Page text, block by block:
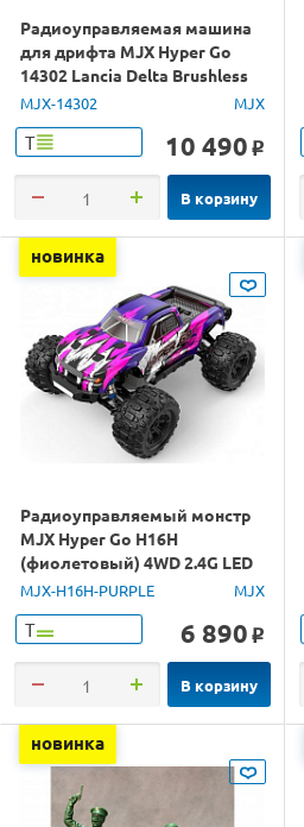
Радиоуправляемая машина
для дрифта MJX Hyper Go
14302 Lancia Delta Brushless
4WD 2.4G LED 1/14 RTR
MJX-14302 MJX
Т 10 490 o
В корзину
новинка
Радиоуправляемый монстр
MJX Hyper Go H16H
(фиолетовый) 4WD 2.4G LED
GPS 1/16 RTR
MJX-H16H-PURPLE MJX
Т 6 890 o
В корзину
новинка